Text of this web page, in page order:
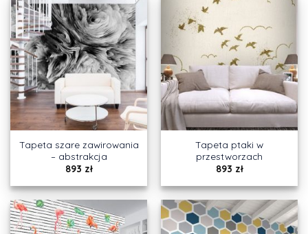
Tapeta szare zawirowania
– abstrakcja
893 zł
Tapeta ptaki w
przestworzach
893 zł